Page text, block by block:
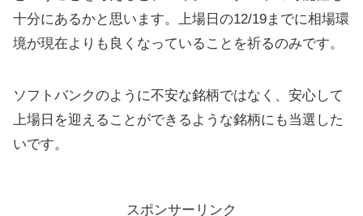
十分にあるかと思います。上場日の12/19までに相場環
境が現在よりも良くなっていることを祈るのみです。
ソフトバンクのように不安な銘柄ではなく、安心して
上場日を迎えることができるような銘柄にも当選した
いです。
スポンサーリンク